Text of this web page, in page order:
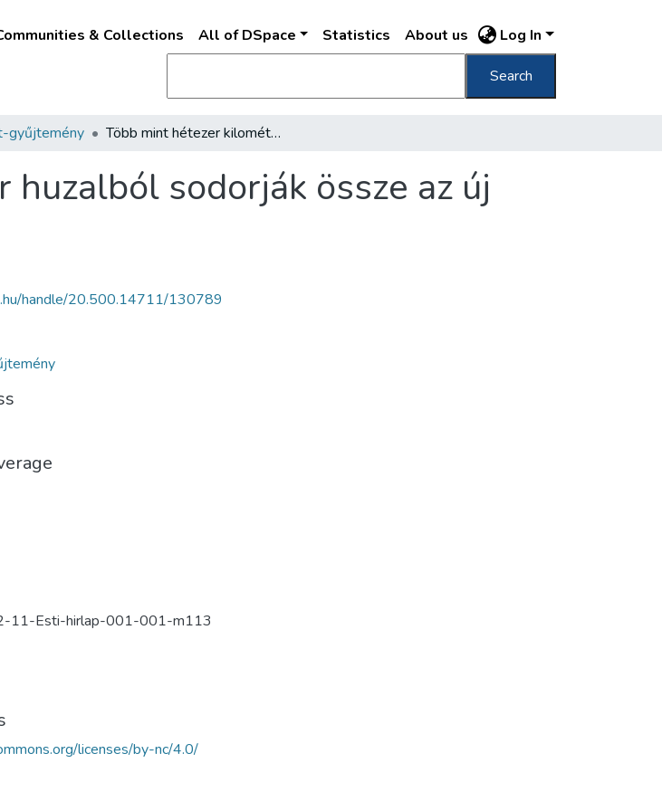
& Collections All of DSpace Statistics About us Log In
Search
gyűjtemény Több mint hétezer kilométer huzalból sodorják össze az új Erzsébet-híd tartókábeleit
sodorják össze az új
handle/20.500.14711/130789
Esti-hirlap-001-001-m113
licenses/by-nc/4.0/